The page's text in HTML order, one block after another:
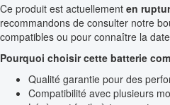
Ce produit est actuellement en
recommandons de consulter notre
compatibles ou pour connaître la
Pourquoi choisir cette batterie
Qualité garantie pour des
Compatibilité avec plusieurs